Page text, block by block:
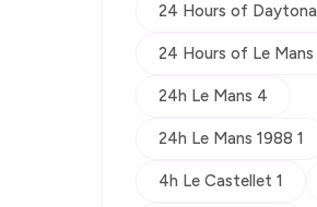
24 Hours of Daytona
24 Hours of Le Mans
24h Le Mans 4
24h Le Mans 1988 1
4h Le Castellet 1